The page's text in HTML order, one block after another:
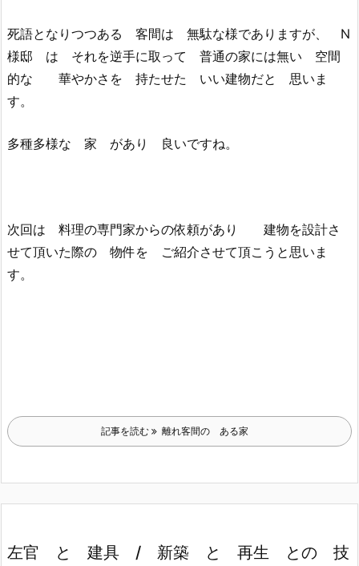
死語となりつつある 客間は 無駄な様でありますが、 N
様邸 は それを逆手に取って 普通の家には無い 空間
的な 華やかさを 持たせた いい建物だと 思いま
す。
多種多様な 家 があり 良いですね。
次回は 料理の専門家からの依頼があり 建物を設計さ
せて頂いた際の 物件を ご紹介させて頂こうと思いま
す。
記事を読む 離れ客間の ある家
左官 と 建具 / 新築 と 再生 との 技